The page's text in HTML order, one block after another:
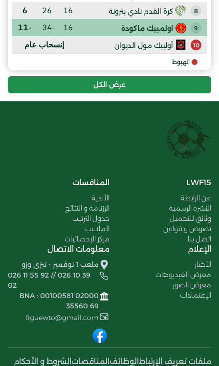
8 كرة القدم نادي بترونة 16
-26
6
9 اولمبيك ماكودة 16
-34
-11
10 أولبيك مول الديوان إنسحاب عام
الهبوط
عرض الكل
LWF15
عن الرابطة
النشرة الرسمية
وثائق للتحميل
نصوص و قوانين
اتصل بنا
المنافسات
الأندية
الرزنامة و النتائج
جدول الترتيب
الملاعب
مركز الإحصائيات
الإعلام
الأخبار
معرض الفيديوهات
معرض الصور
الإعتمادات
معلومات الاتصال
ملعب 1 نوفمبر - تيزي وزو
026 11 55 92 // 026 10 39
02
BNA : 00100581 02000
35560 69
liguewto@gmail.com
ملفات تعريف الإرتباط الوظائف المناقصات الشروط و الأحكام